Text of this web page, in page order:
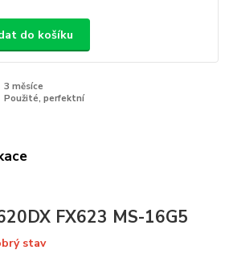
do košíku
3 měsíce
Použité, perfektní
FX623 MS-16G5
stav